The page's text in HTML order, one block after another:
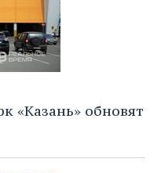
«Казань» обновят